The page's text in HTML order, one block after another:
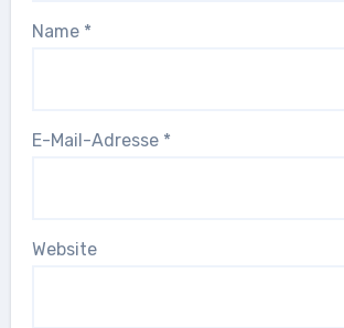
Name *
E-Mail-Adresse *
Website